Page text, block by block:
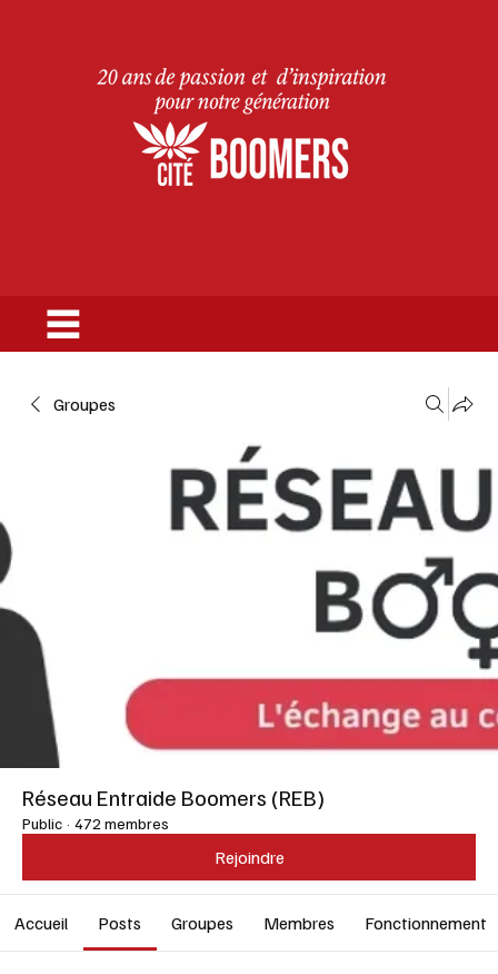
Groupes
Réseau Entraide Boomers (REB)
Public · 472 membres
Rejoindre
Accueil Posts Groupes Membres Fonctionnement